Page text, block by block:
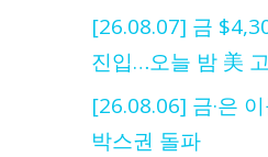
[26.08.07] 금
진입…오늘 밤 美
[26.08.06] 금·은
박스권 돌파